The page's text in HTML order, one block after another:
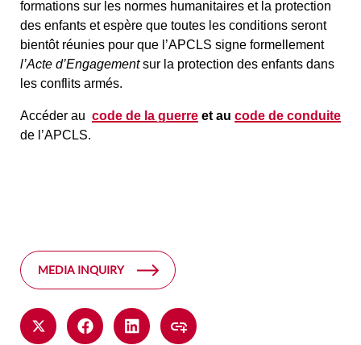
formations sur les normes humanitaires et la protection
des enfants et espère que toutes les conditions seront
bientôt réunies pour que l’APCLS signe formellement
l’Acte d’Engagementsur la protection des enfants dans
les conflits armés.
Accéder au code de la guerre et au code de conduite
de l’APCLS.
MEDIA INQUIRY